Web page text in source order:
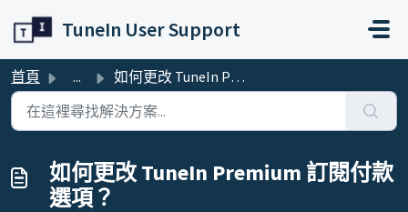
TuneIn User Support
首頁 ... 如何更改 TuneIn Premium 訂閱付款選項？
如何更改 TuneIn Premium 訂閱付款
選項？